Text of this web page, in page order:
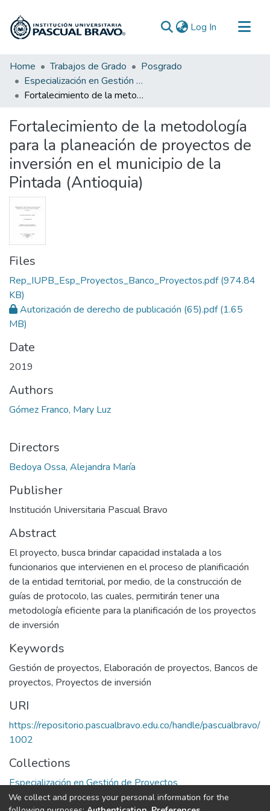
Log In (current)
Communities & Collections
All of DSpace
Statistics
Home Trabajos de Grado
Posgrado
Especialización en Gestión de Proyectos
Fortalecimiento de la metodología para la planeación de proyectos de inversión en el municipio de la Pintada (Antioquia)
Fortalecimiento de la metodología
para la planeación de proyectos de
inversión en el municipio de la
Pintada (Antioquia)
Files
Rep_IUPB_Esp_Proyectos_Banco_Proyectos.pdf(974.84
KB)
Autorización de derecho de publicación (65).pdf(1.65
MB)
Date
2019
Authors
Gómez Franco, Mary Luz
Directors
Bedoya Ossa, Alejandra María
Publisher
Institución Universitaria Pascual Bravo
Abstract
El proyecto, busca brindar capacidad instalada a los
funcionarios que intervienen en el proceso de planificación
de la entidad territorial, por medio, de la construcción de
guías de protocolo, las cuales, permitirán tener una
metodología eficiente para la planificación de los proyectos
de inversión
Keywords
Gestión de proyectos, Elaboración de proyectos, Bancos de
proyectos, Proyectos de inversión
URI
https://repositorio.pascualbravo.edu.co/handle/pascualbravo/
1002
Collections
Especialización en Gestión de Proyectos
We collect and process your personal information for the